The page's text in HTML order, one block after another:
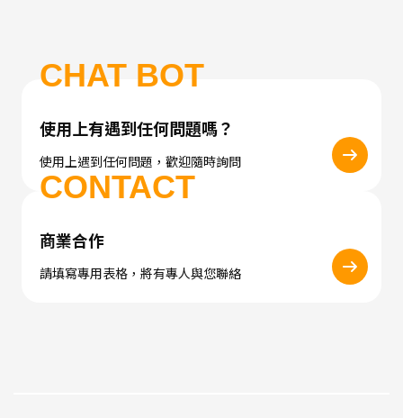
CHAT BOT
使用上有遇到任何問題嗎？
使用上遇到任何問題，歡迎隨時詢問
CONTACT
商業合作
請填寫專用表格，將有專人與您聯絡